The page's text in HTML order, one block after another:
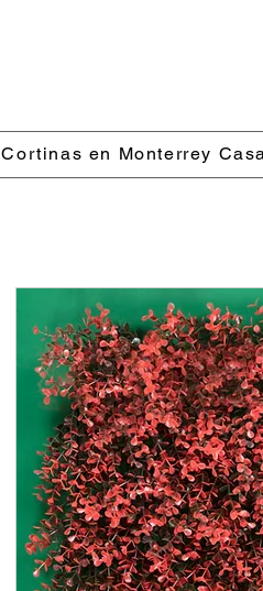
Cortinas en Monterrey